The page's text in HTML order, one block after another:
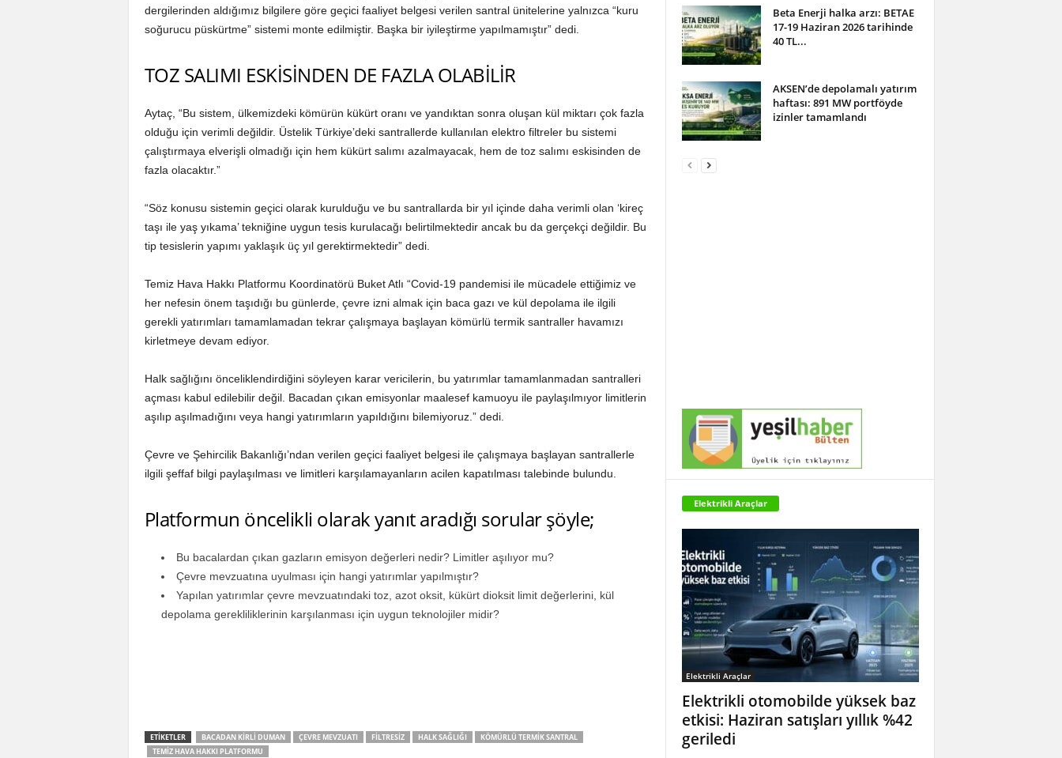
dergilerinden aldığımız bilgilere göre geçici faaliyet belgesi verilen santral ünitelerine yalnızca “kuru
soğurucu püskürtme” sistemi monte edilmiştir. Başka bir iyileştirme yapılmamıştır” dedi.
TOZ SALIMI ESKİSİNDEN DE FAZLA OLABİLİR
Aytaç, “Bu sistem, ülkemizdeki kömürün kükürt oranı ve yandıktan sonra oluşan kül miktarı çok fazla
olduğu için verimli değildir. Üstelik Türkiye’deki santrallerde kullanılan elektro filtreler bu sistemi
çalıştırmaya elverişli olmadığı için hem kükürt salımı azalmayacak, hem de toz salımı eskisinden de
fazla olacaktır.”
“Söz konusu sistemin geçici olarak kurulduğu ve bu santrallarda bir yıl içinde daha verimli olan ‘kireç
taşı ile yaş yıkama’ tekniğine uygun tesis kurulacağı belirtilmektedir ancak bu da gerçekçi değildir. Bu
tip tesislerin yapımı yaklaşık üç yıl gerektirmektedir” dedi.
Temiz Hava Hakkı Platformu Koordinatörü Buket Atlı “Covid-19 pandemisi ile mücadele ettiğimiz ve
her nefesin önem taşıdığı bu günlerde, çevre izni almak için baca gazı ve kül depolama ile ilgili
gerekli yatırımları tamamlamadan tekrar çalışmaya başlayan kömürlü termik santraller havamızı
kirletmeye devam ediyor.
Halk sağlığını önceliklendirdiğini söyleyen karar vericilerin, bu yatırımlar tamamlanmadan santralleri
açması kabul edilebilir değil. Bacadan çıkan emisyonlar maalesef kamuoyu ile paylaşılmıyor limitlerin
aşılıp aşılmadığını veya hangi yatırımların yapıldığını bilemiyoruz.” dedi.
Çevre ve Şehircilik Bakanlığı’ndan verilen geçici faaliyet belgesi ile çalışmaya başlayan santrallerle
ilgili şeffaf bilgi paylaşılması ve limitleri karşılamayanların acilen kapatılması talebinde bulundu.
Platformun öncelikli olarak yanıt aradığı sorular şöyle;
Bu bacalardan çıkan gazların emisyon değerleri nedir? Limitler aşılıyor mu?
Çevre mevzuatına uyulması için hangi yatırımlar yapılmıştır?
Yapılan yatırımlar çevre mevzuatındaki toz, azot oksit, kükürt dioksit limit değerlerini, kül
depolama gerekliliklerinin karşılanması için uygun teknolojiler midir?
ETIKETLER BACADAN KIRLI DUMAN ÇEVRE MEVZUATI FILTRESIZ HALK SAĞLIĞI
KÖMÜRLÜ TERMIK SANTRAL
TEMIZ HAVA HAKKI PLATFORMU
Beta Enerji halka arzı: BETAE
17-19 Haziran 2026 tarihinde
40 TL...
AKSEN’de depolamalı yatırım
haftası: 891 MW portföyde
izinler tamamlandı
Elektrikli Araçlar
Elektrikli Araçlar
Elektrikli otomobilde yüksek baz
etkisi: Haziran satışları yıllık %42
geriledi